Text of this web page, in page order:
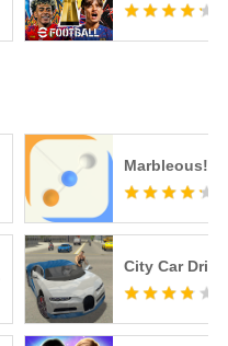
Marbleous!
City Car